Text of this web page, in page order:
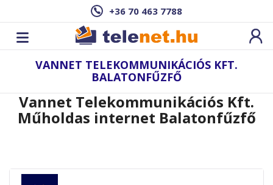
+36 70 463 7788
VANNET TELEKOMMUNIKÁCIÓS KFT.
BALATONFŰZFŐ
Vannet Telekommunikációs Kft.
Műholdas internet Balatonfűzfő